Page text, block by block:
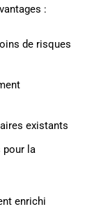
:
de risques
existants
pour la
enrichi